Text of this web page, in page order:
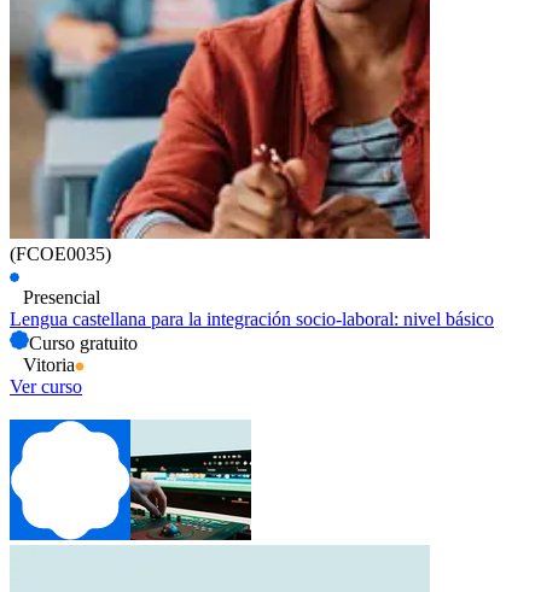
(FCOE0035)
Presencial
Lengua castellana para la integración socio-laboral: nivel básico
Curso gratuito
Vitoria
Ver curso